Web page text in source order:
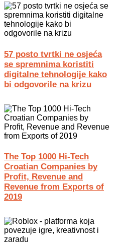
57 posto tvrtki ne osjeća
se spremnima koristiti
digitalne tehnologije kako
bi odgovorile na krizu
The Top 1000 Hi-Tech
Croatian Companies by
Profit, Revenue and
Revenue from Exports of
2019